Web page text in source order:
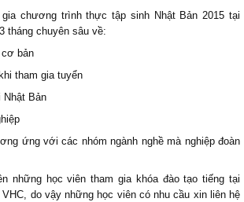
chương trình thực tập sinh Nhật Bản 2015 tại
tháng chuyên sâu về:
cơ bản
tham gia tuyển
Nhật Bản
ứng với các nhóm ngành nghề mà nghiệp đoàn
những học viên tham gia khóa đào tạo tiếng tại
do vậy những học viên có nhu cầu xin liên hệ